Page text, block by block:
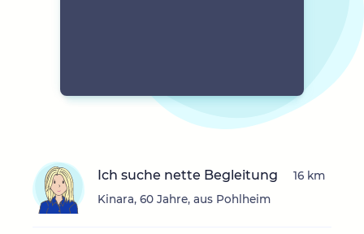
Ich suche nette Begleitung
Kinara, 60 Jahre, aus Pohlheim
16 km